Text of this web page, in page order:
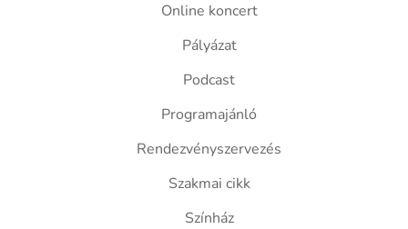
Online koncert
Pályázat
Podcast
Programajánló
Rendezvényszervezés
Szakmai cikk
Színház